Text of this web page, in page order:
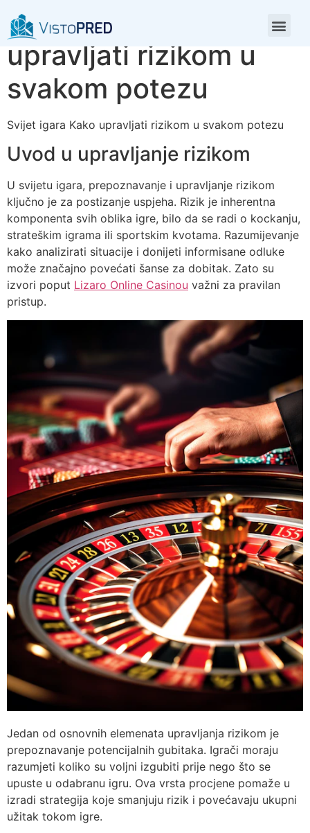
Svijet igara Kako
upravljati rizikom u
svakom potezu
Svijet igara Kako upravljati rizikom u svakom potezu
Uvod u upravljanje rizikom
U svijetu igara, prepoznavanje i upravljanje rizikom
ključno je za postizanje uspjeha. Rizik je inherentna
komponenta svih oblika igre, bilo da se radi o kockanju,
strateškim igrama ili sportskim kvotama. Razumijevanje
kako analizirati situacije i donijeti informisane odluke
može značajno povećati šanse za dobitak. Zato su
izvori poput Lizaro Online Casinou važni za pravilan
pristup.
Jedan od osnovnih elemenata upravljanja rizikom je
prepoznavanje potencijalnih gubitaka. Igrači moraju
razumjeti koliko su voljni izgubiti prije nego što se
upuste u odabranu igru. Ova vrsta procjene pomaže u
izradi strategija koje smanjuju rizik i povećavaju ukupni
užitak tokom igre.